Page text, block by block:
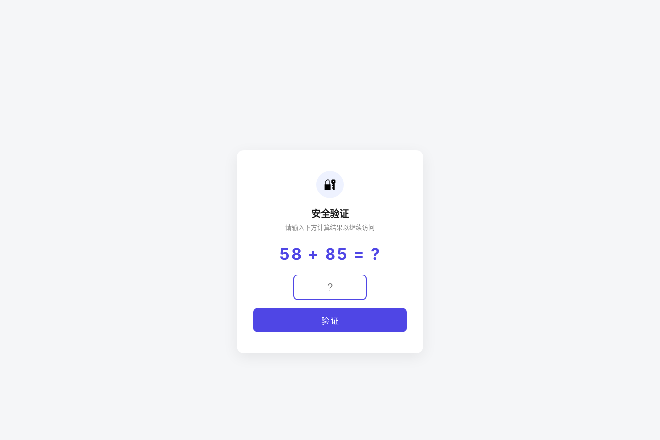
🔐
安全验证
请输入下方计算结果以继续访问
58 + 85 = ?
验 证